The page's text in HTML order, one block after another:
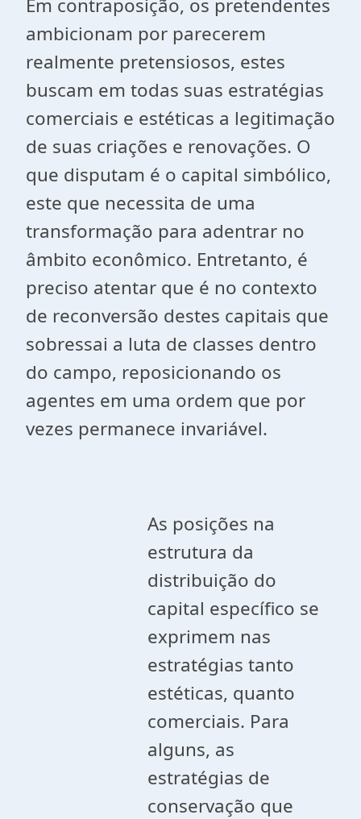
Em contraposição, os pretendentes
ambicionam por parecerem
realmente pretensiosos, estes
buscam em todas suas estratégias
comerciais e estéticas a legitimação
de suas criações e renovações. O
que disputam é o capital simbólico,
este que necessita de uma
transformação para adentrar no
âmbito econômico. Entretanto, é
preciso atentar que é no contexto
de reconversão destes capitais que
sobressai a luta de classes dentro
do campo, reposicionando os
agentes em uma ordem que por
vezes permanece invariável.
As posições na
estrutura da
distribuição do
capital específico se
exprimem nas
estratégias tanto
estéticas, quanto
comerciais. Para
alguns, as
estratégias de
conservação que